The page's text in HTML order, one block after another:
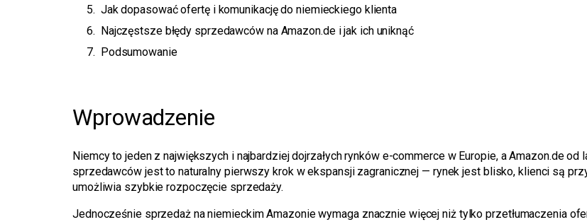
Jak dopasować ofertę i komunikację do niemieckiego klienta
Najczęstsze błędy sprzedawców na Amazon.de i jak ich uniknąć
Podsumowanie
Wprowadzenie
Niemcy to jeden z największych i najbardziej dojrzałych rynków e-commerce w Europie, a Amazon.de od
sprzedawców jest to naturalny pierwszy krok w ekspansji zagranicznej — rynek jest blisko, klienci są
umożliwia szybkie rozpoczęcie sprzedaży.
Jednocześnie sprzedaż na niemieckim Amazonie wymaga znacznie więcej niż tylko przetłumaczenia